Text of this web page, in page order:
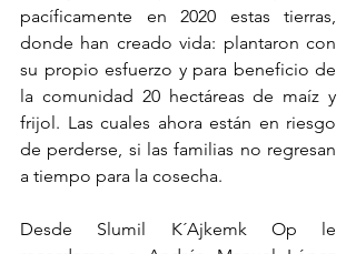
pacíficamente en 2020 estas tierras,
donde han creado vida: plantaron con
su propio esfuerzo y para beneficio de
la comunidad 20 hectáreas de maíz y
frijol. Las cuales ahora están en riesgo
de perderse, si las familias no regresan
a tiempo para la cosecha.
Desde Slumil K´Ajkemk Op le